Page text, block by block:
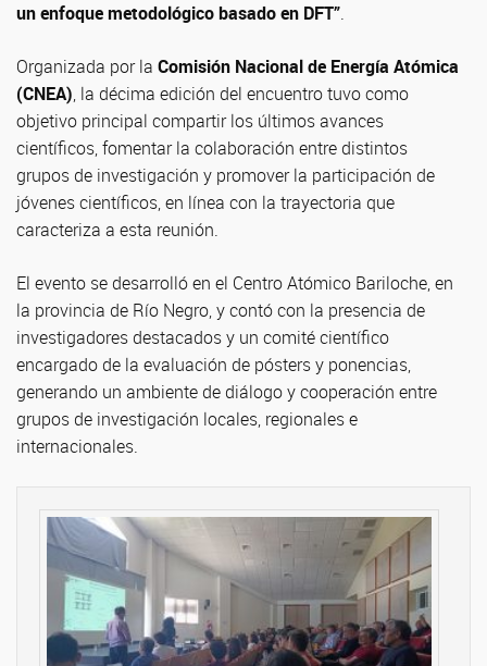
un enfoque metodológico basado en DFT”.
Organizada por la Comisión Nacional de Energía Atómica
(CNEA), la décima edición del encuentro tuvo como
objetivo principal compartir los últimos avances
científicos, fomentar la colaboración entre distintos
grupos de investigación y promover la participación de
jóvenes científicos, en línea con la trayectoria que
caracteriza a esta reunión.
El evento se desarrolló en el Centro Atómico Bariloche, en
la provincia de Río Negro, y contó con la presencia de
investigadores destacados y un comité científico
encargado de la evaluación de pósters y ponencias,
generando un ambiente de diálogo y cooperación entre
grupos de investigación locales, regionales e
internacionales.